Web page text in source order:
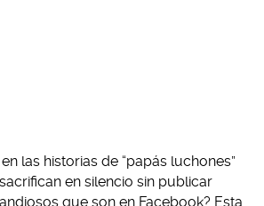
las historias de “papás luchones”
en silencio sin publicar
que son en Facebook? Esta